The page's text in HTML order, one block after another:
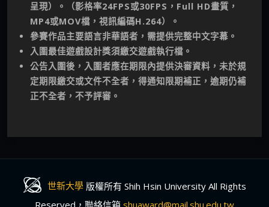
呈現）。（影格率24FPS或30FPS，Full HD畫質，
MP4或MOV檔，視訊編碼H.264）。
參賽作品主要語言非華語者，需提供完整中文字幕。
入圍最佳遊戲設計獎須繳交遊戲執行檔。
公告入圍後，入圍者應在期限內提供決審資料，未於規
定期限繳交或文件不全者，得通知限期補正，逾期仍補
正不全者，不予評審。
世新大學版權所有 Shih Hsin University All Rights
Reserved，聯絡信箱 shuaward@mail.shu.edu.tw